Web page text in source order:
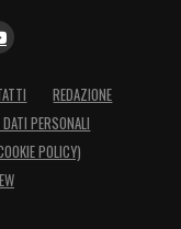
REDAZIONE
PERSONALI
POLICY)